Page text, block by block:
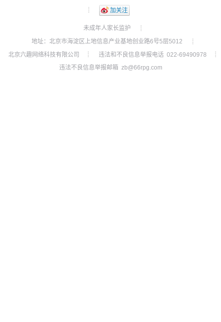
┊
加关注
未成年人家长监护
┊
地址：北京市海淀区上地信息产业基地创业路6号5层5012
┊
北京六趣网络科技有限公司
┊ 违法和不良信息举报电话 022-69490978
┊
违法不良信息举报邮箱 zb@66rpg.com